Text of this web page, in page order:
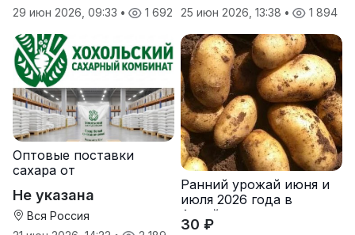
29 июн 2026, 09:33 • 1 692
25 июн 2026, 13:38 • 1 894
Оптовые поставки
сахара от
Хохольский сахарный
комбинат
Не указана
Вся Россия
Ранний урожай июня и
июля 2026 года в
Алтайском крае
30 ₽